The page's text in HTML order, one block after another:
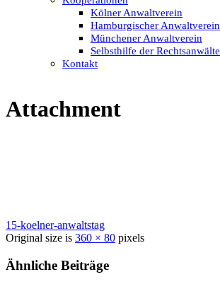
Kölner Anwaltverein
Hamburgischer Anwaltverein
Münchener Anwaltverein
Selbsthilfe der Rechtsanwälte
Kontakt
Attachment
15-koelner-anwaltstag
Original size is 360 × 80 pixels
Ähnliche Beiträge